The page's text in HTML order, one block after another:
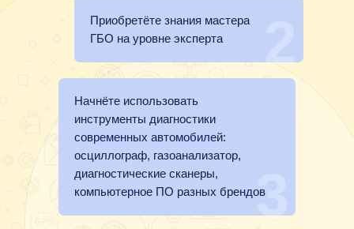
3
Приобретёте знания мастера
ГБО на уровне эксперта
Начнёте использовать
инструменты диагностики
современных автомобилей:
осциллограф, газоанализатор,
диагностические сканеры,
компьютерное ПО разных брендов